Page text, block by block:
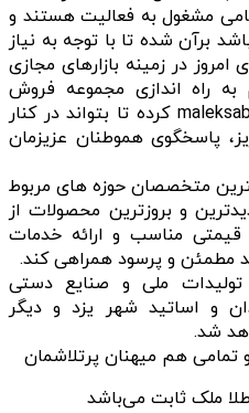
مشغول به فعالیت هستند و
برآن شده تا با توجه به نیاز
در زمینه بازارهای مجازی
به راه اندازی مجموعه فروش
آنلاین خود با درگاه رسمی maleksabet.ir کرده تا بتواند در کنار
پاسخگوی هموطنان عزیزمان
متخصصان حوزه های مربوط
و بروزترین محصولات از
قیمتی مناسب و ارائه خدمات
مطمئن و پرسود همراهی کند.
ملی و صنایع دستی
و اساتید شهر یزد و دیگر
شد.
تمامی هم میهنان پرتلاشمان
ملک ثابت می‌باشد